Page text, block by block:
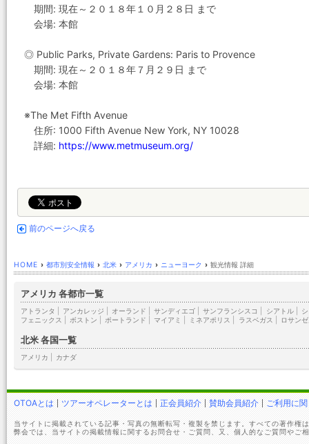
期間: 現在～２０１８年１０月２８日 まで
会場: 本館
◎ Public Parks, Private Gardens: Paris to Provence
期間: 現在～２０１８年７月２９日 まで
会場: 本館
※The Met Fifth Avenue
住所: 1000 Fifth Avenue New York, NY 10028
詳細: https://www.metmuseum.org/
前のページへ戻る
HOME › 都市別安全情報 › 北米 › アメリカ › ニューヨーク › 観光情報 詳細
アメリカ 各都市一覧
アトランタ アンカレッジ オーランド サンディエゴ サンフランシスコ シアトル|
フェニックス
ボストン ポートランド マイアミ ミネアポリス ラスベガス ロサン
北米 各国一覧
アメリカ カナダ
OTOAとは ツアーオペレーターとは 正会員紹介 賛助会員紹介 ご利用に
当サイトに掲載されている記事・写真の無断転写・複製を禁じます。すべての著作権
弊会では、当サイトの掲載情報に関するお問合せ・ご質問、又、個人的なご質問やご